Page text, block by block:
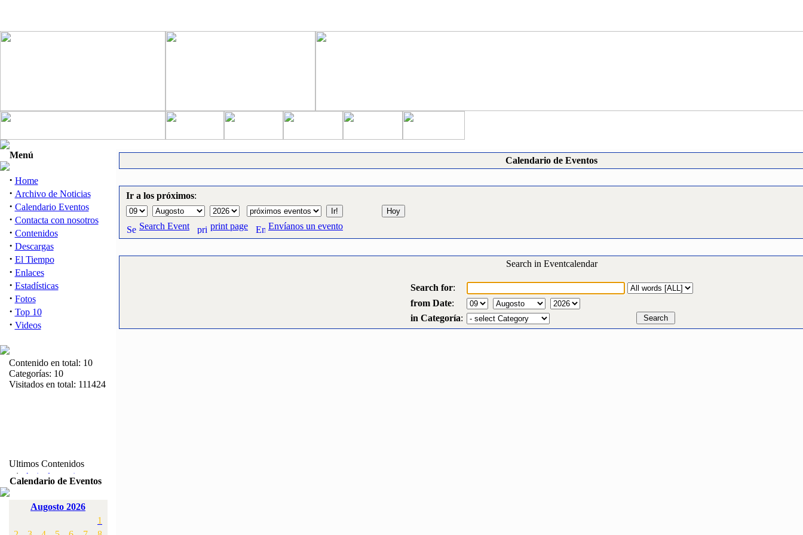
Menú
· Home
· Archivo de Noticias
· Calendario Eventos
· Contacta con nosotros
· Contenidos
· Descargas
· El Tiempo
· Enlaces
· Estadísticas
· Fotos
· Top 10
· Videos
Contenido en total: 10
Categorías: 10
Visitados en total: 111424
Ultimos Contenidos
1:
Articulos varios
[Visitas: 5716]
Campeonato de
[Visitas: 4139]
Calendario de Eventos
Augosto 2026
1
Calendario de Eventos
Ir a los próximos:
Search Event print page Envíanos un evento
Search in Eventcalendar
Search for:
from Date:
in Categoría: